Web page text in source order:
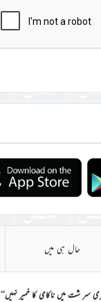
حال ہی میں
سر شت میں ناکامی کا خمیر نہیں‘‘